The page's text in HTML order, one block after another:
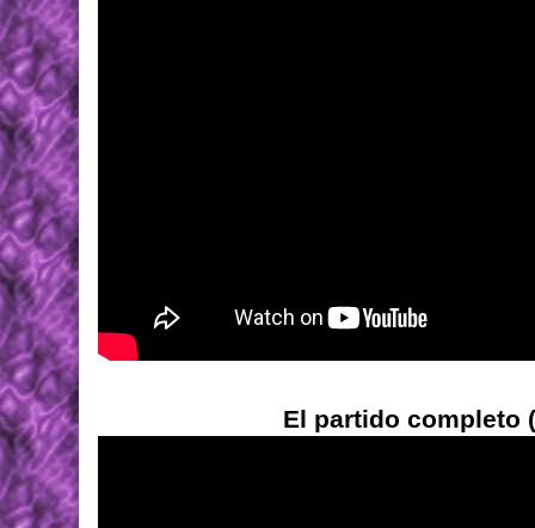
El partido completo